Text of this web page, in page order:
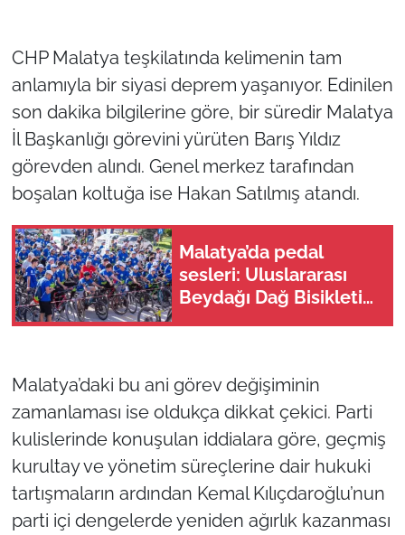
CHP Malatya teşkilatında kelimenin tam
anlamıyla bir siyasi deprem yaşanıyor. Edinilen
son dakika bilgilerine göre, bir süredir Malatya
İl Başkanlığı görevini yürüten Barış Yıldız
görevden alındı. Genel merkez tarafından
boşalan koltuğa ise Hakan Satılmış atandı.
Malatya’da pedal
sesleri: Uluslararası
Beydağı Dağ Bisikleti
Malatya’daki bu ani görev değişiminin
zamanlaması ise oldukça dikkat çekici. Parti
kulislerinde konuşulan iddialara göre, geçmiş
kurultay ve yönetim süreçlerine dair hukuki
tartışmaların ardından Kemal Kılıçdaroğlu’nun
parti içi dengelerde yeniden ağırlık kazanması